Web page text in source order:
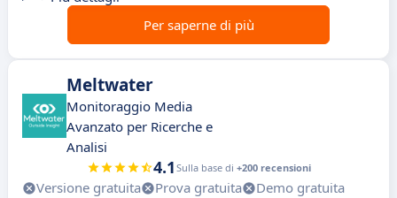
Per saperne di più
Meltwater
Monitoraggio Media
Avanzato per Ricerche e
Analisi
4.1 Sulla base di +200 recensioni
Versione gratuita Prova gratuita
Demo gratuita